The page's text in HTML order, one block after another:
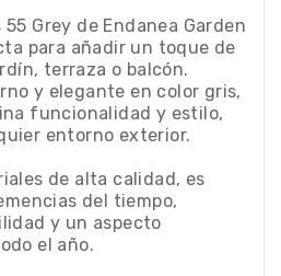
Grey de Endanea Garden
para añadir un toque de
terraza o balcón.
y elegante en color gris,
funcionalidad y estilo,
entorno exterior.
de alta calidad, es
del tiempo,
y un aspecto
el año.